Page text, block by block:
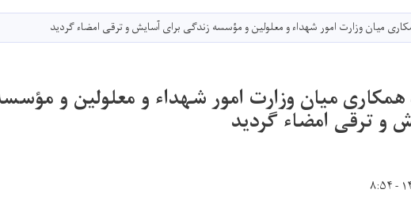
main
content
میان وزارت امور شهداء و معلولین و مؤسسه زندگی برای آسایش و ترقی امضاء گردید
همکاری میان وزارت امور شهداء و معلولین و
و ترقی امضاء گردید